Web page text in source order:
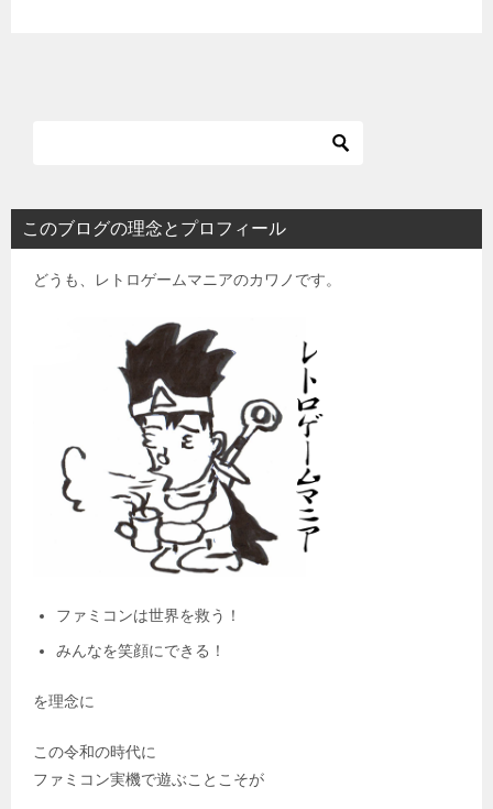
このブログの理念とプロフィール
どうも、レトロゲームマニアのカワノです。
ファミコンは世界を救う！
みんなを笑顔にできる！
を理念に
この令和の時代に
ファミコン実機で遊ぶことこそが